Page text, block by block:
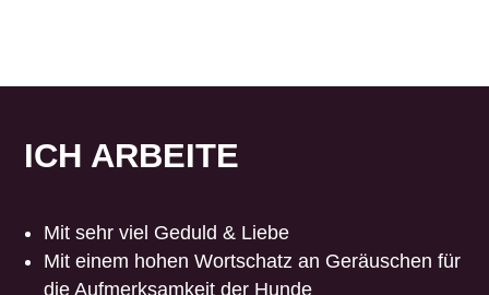
ICH ARBEITE
Mit sehr viel Geduld & Liebe
Mit einem hohen Wortschatz an Geräuschen für
die Aufmerksamkeit der Hunde